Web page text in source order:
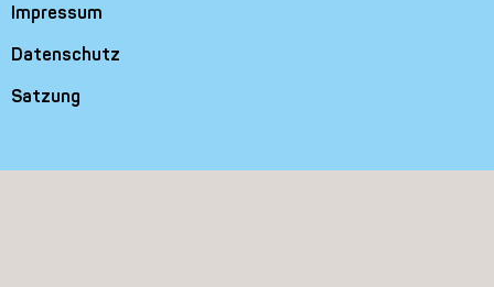
Impressum
Datenschutz
Satzung